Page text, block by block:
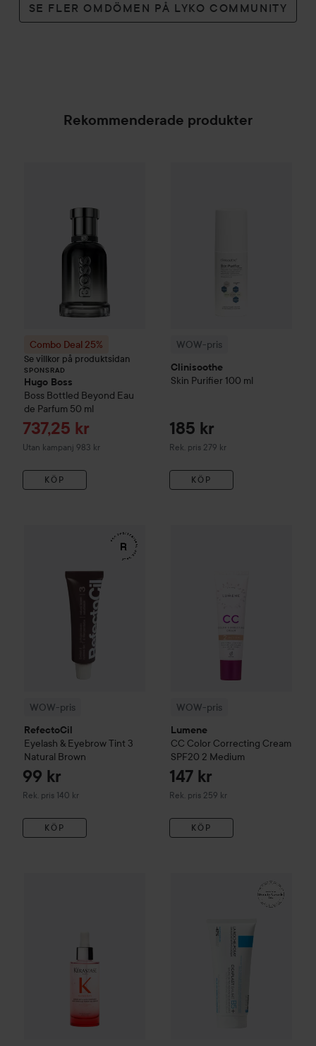
SE FLER OMDÖMEN PÅ LYKO COMMUNITY
Rekommenderade produkter
Combo Deal 25%
Se villkor på produktsidan
SPONSRAD
Hugo Boss
Boss Bottled Beyond Eau
de Parfum 50 ml
Reapris
737,25 kr
Utan kampanj 983 kr
KÖP
WOW-pris
Clinisoothe
Skin Purifier 100 ml
185 kr
Rek. pris 279 kr
Rekommenderat pris 279 kr
KÖP
WOW-pris
RefectoCil
Eyelash & Eyebrow Tint 3
Natural Brown
99 kr
Rek. pris 140 kr
Rekommenderat pris 140 kr
KÖP
RefectoCilEyelash & Eyebrow Tint
WOW-pris
Lumene
CC Color Correcting Cream
SPF20 2 Medium
147 kr
Rek. pris 259 kr
Rekommenderat pris 259 kr
KÖP
Serum Anti-Chute Fortifiant
La Roche-Posay